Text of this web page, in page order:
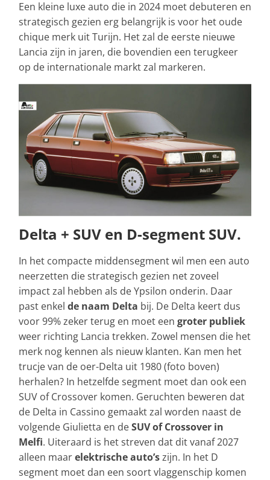
Een kleine luxe auto die in 2024 moet debuteren en
strategisch gezien erg belangrijk is voor het oude
chique merk uit Turijn. Het zal de eerste nieuwe
Lancia zijn in jaren, die bovendien een terugkeer
op de internationale markt zal markeren.
Delta + SUV en D-segment SUV.
In het compacte middensegment wil men een auto
neerzetten die strategisch gezien net zoveel
impact zal hebben als de Ypsilon onderin. Daar
past enkel de naam Delta bij. De Delta keert dus
voor 99% zeker terug en moet een groter publiek
weer richting Lancia trekken. Zowel mensen die het
merk nog kennen als nieuw klanten. Kan men het
trucje van de oer-Delta uit 1980 (foto boven)
herhalen? In hetzelfde segment moet dan ook een
SUV of Crossover komen. Geruchten beweren dat
de Delta in Cassino gemaakt zal worden naast de
volgende Giulietta en deSUV of Crossover in
Melfi. Uiteraard is het streven dat dit vanaf 2027
alleen maarelektrische auto’szijn. In het D
segment moet dan een soort vlaggenschip komen